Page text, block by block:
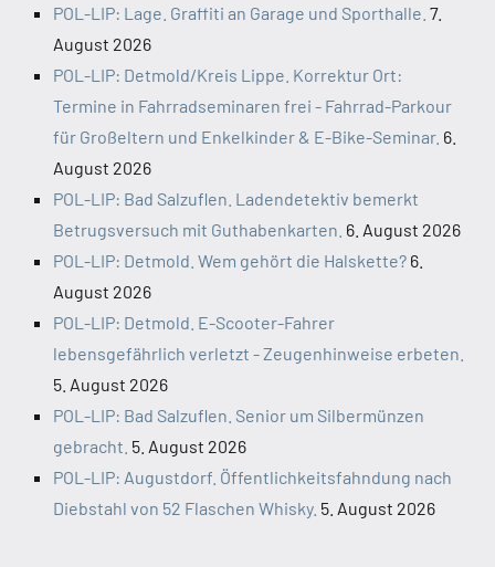
POL-LIP: Lage. Graffiti an Garage und Sporthalle. 7.
August 2026
POL-LIP: Detmold/Kreis Lippe. Korrektur Ort:
Termine in Fahrradseminaren frei - Fahrrad-Parkour
für Großeltern und Enkelkinder & E-Bike-Seminar. 6.
August 2026
POL-LIP: Bad Salzuflen. Ladendetektiv bemerkt
Betrugsversuch mit Guthabenkarten. 6. August 2026
POL-LIP: Detmold. Wem gehört die Halskette? 6.
August 2026
POL-LIP: Detmold. E-Scooter-Fahrer
lebensgefährlich verletzt - Zeugenhinweise erbeten.
5. August 2026
POL-LIP: Bad Salzuflen. Senior um Silbermünzen
gebracht. 5. August 2026
POL-LIP: Augustdorf. Öffentlichkeitsfahndung nach
Diebstahl von 52 Flaschen Whisky. 5. August 2026